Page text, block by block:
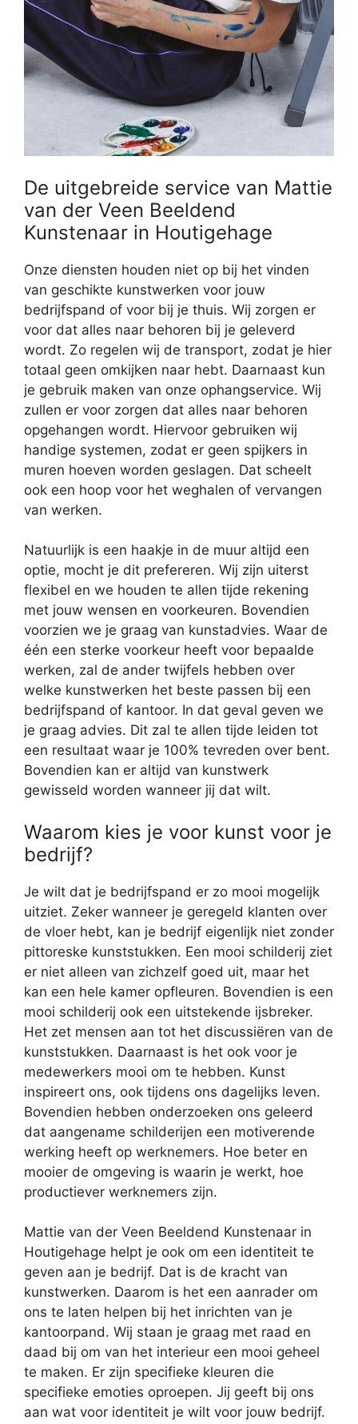
De uitgebreide service van Mattie
van der Veen Beeldend
Kunstenaar in Houtigehage
Onze diensten houden niet op bij het vinden
van geschikte kunstwerken voor jouw
bedrijfspand of voor bij je thuis. Wij zorgen er
voor dat alles naar behoren bij je geleverd
wordt. Zo regelen wij de transport, zodat je hier
totaal geen omkijken naar hebt. Daarnaast kun
je gebruik maken van onze ophangservice. Wij
zullen er voor zorgen dat alles naar behoren
opgehangen wordt. Hiervoor gebruiken wij
handige systemen, zodat er geen spijkers in
muren hoeven worden geslagen. Dat scheelt
ook een hoop voor het weghalen of vervangen
van werken.
Natuurlijk is een haakje in de muur altijd een
optie, mocht je dit prefereren. Wij zijn uiterst
flexibel en we houden te allen tijde rekening
met jouw wensen en voorkeuren. Bovendien
voorzien we je graag van kunstadvies. Waar de
één een sterke voorkeur heeft voor bepaalde
werken, zal de ander twijfels hebben over
welke kunstwerken het beste passen bij een
bedrijfspand of kantoor. In dat geval geven we
je graag advies. Dit zal te allen tijde leiden tot
een resultaat waar je 100% tevreden over bent.
Bovendien kan er altijd van kunstwerk
gewisseld worden wanneer jij dat wilt.
Waarom kies je voor kunst voor je
bedrijf?
Je wilt dat je bedrijfspand er zo mooi mogelijk
uitziet. Zeker wanneer je geregeld klanten over
de vloer hebt, kan je bedrijf eigenlijk niet zonder
pittoreske kunststukken. Een mooi schilderij ziet
er niet alleen van zichzelf goed uit, maar het
kan een hele kamer opfleuren. Bovendien is een
mooi schilderij ook een uitstekende ijsbreker.
Het zet mensen aan tot het discussiëren van de
kunststukken. Daarnaast is het ook voor je
medewerkers mooi om te hebben. Kunst
inspireert ons, ook tijdens ons dagelijks leven.
Bovendien hebben onderzoeken ons geleerd
dat aangename schilderijen een motiverende
werking heeft op werknemers. Hoe beter en
mooier de omgeving is waarin je werkt, hoe
productiever werknemers zijn.
Mattie van der Veen Beeldend Kunstenaar in
Houtigehage helpt je ook om een identiteit te
geven aan je bedrijf. Dat is de kracht van
kunstwerken. Daarom is het een aanrader om
ons te laten helpen bij het inrichten van je
kantoorpand. Wij staan je graag met raad en
daad bij om van het interieur een mooi geheel
te maken. Er zijn specifieke kleuren die
specifieke emoties oproepen. Jij geeft bij ons
aan wat voor identiteit je wilt voor jouw bedrijf.